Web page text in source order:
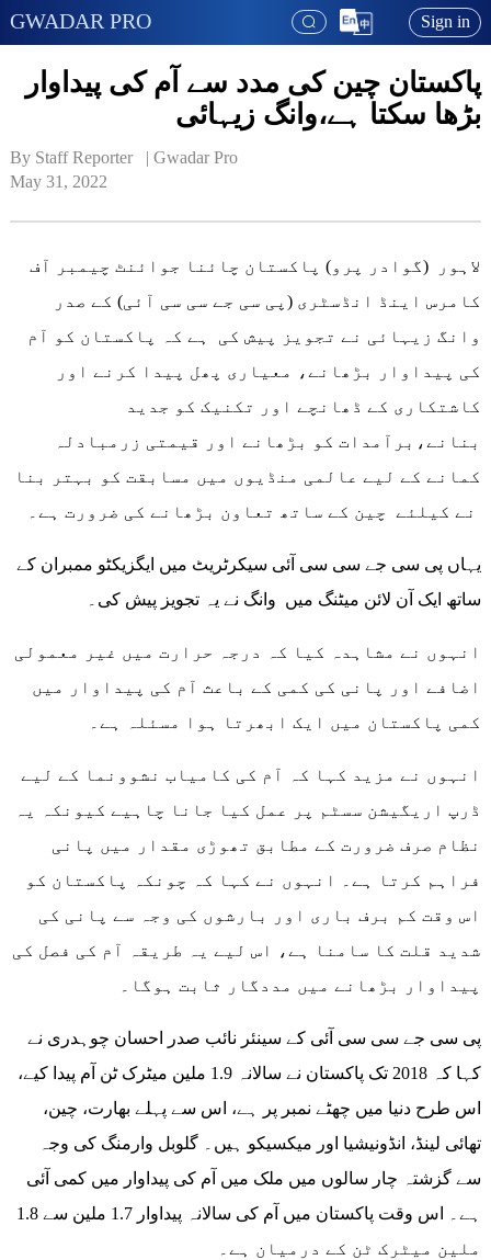
GWADAR PRO Sign in
پاکستان چین کی مدد سے آم کی پیداوار
بڑھا سکتا ہے،وانگ زیہائی
By Staff Reporter   | Gwadar Pro
May 31, 2022
لاہور (گوادر پرو) پاکستان چائنا جوائنٹ چیمبر آف
کامرس اینڈ انڈسٹری (پی سی جے سی سی آئی) کے صدر
وانگ زیہائی نے تجویز پیش کی ہے کہ پاکستان کو آم
کی پیداوار بڑھانے، معیاری پھل پیدا کرنے اور
کاشتکاری کے ڈھانچے اور تکنیک کو جدید
بنانے،برآمدات کو بڑھانے اور قیمتی زرمبادلہ
کمانے کے لیے عالمی منڈیوں میں مسابقت کو بہتر بنا
یہاں پی سی جے سی سی آئی سیکرٹریٹ میں ایگزیکٹو ممبران کے
ساتھ ایک آن لائن میٹنگ میں وانگ نے یہ تجویز پیش کی۔
انہوں نے مشاہدہ کیا کہ درجہ حرارت میں غیر معمولی
اضافے اور پانی کی کمی کے باعث آم کی پیداوار میں
کمی پاکستان میں ایک ابھرتا ہوا مسئلہ ہے۔
انہوں نے مزید کہا کہ آم کی کامیاب نشوونما کے لیے
ڈرپ اریگیشن سسٹم پر عمل کیا جانا چاہیے کیونکہ یہ
نظام صرف ضرورت کے مطابق تھوڑی مقدار میں پانی
فراہم کرتا ہے۔ انہوں نے کہا کہ چونکہ پاکستان کو
اس وقت کم برف باری اور بارشوں کی وجہ سے پانی کی
شدید قلت کا سامنا ہے، اس لیے یہ طریقہ آم کی فصل کی
پیداوار بڑھانے میں مددگار ثابت ہوگا۔
پی سی جے سی سی آئی کے سینئر نائب صدر احسان چوہدری نے
کہا کہ 2018 تک پاکستان نے سالانہ 1.9 ملین میٹرک ٹن آم پیدا کیے،
اس طرح دنیا میں چھٹے نمبر پر ہے، اس سے پہلے بھارت، چین،
تھائی لینڈ، انڈونیشیا اور میکسیکو ہیں۔ گلوبل وارمنگ کی وجہ
سے گزشتہ چار سالوں میں ملک میں آم کی پیداوار میں کمی آئی
ہے۔ اس وقت پاکستان میں آم کی سالانہ پیداوار 1.7 ملین سے 1.8
ملین میٹرک ٹن کے درمیان ہے۔